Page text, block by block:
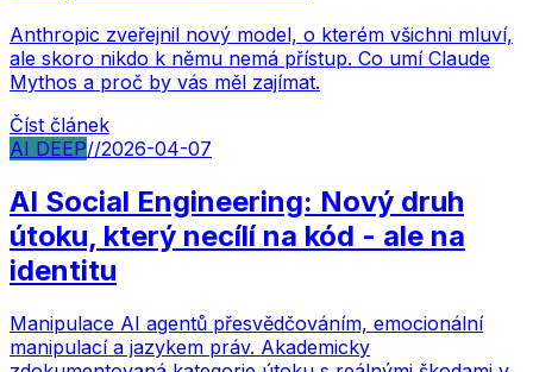
Anthropic zveřejnil nový model, o kterém všichni mluví,
ale skoro nikdo k němu nemá přístup. Co umí Claude
Mythos a proč by vás měl zajímat.
Číst článek
AI DEEP//2026-04-07
AI Social Engineering: Nový druh
útoku, který necílí na kód - ale na
identitu
Manipulace AI agentů přesvědčováním, emocionální
manipulací a jazykem práv. Akademicky